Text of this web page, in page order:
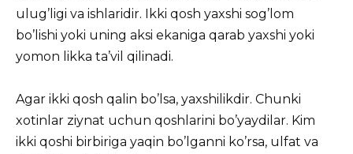
ulug’ligi va ishlaridir. Ikki qosh yaxshi sog’lom
bo’lishi yoki uning aksi ekaniga qarab yaxshi yoki
yomon likka ta’vil qilinadi.
Agar ikki qosh qalin bo’lsa, yaxshilikdir. Chunki
xotinlar ziynat uchun qoshlarini bo’yaydilar. Kim
ikki qoshi birbiriga yaqin bo’lganni ko’rsa, ulfat va